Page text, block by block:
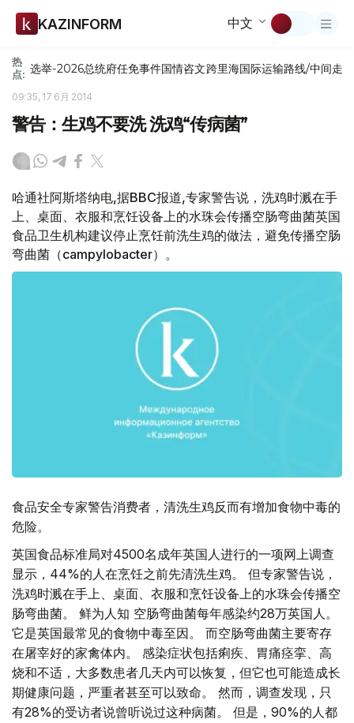
KAZINFORM 中文
热
点: 选举-2026总统府任免事件国情咨文跨里海国际运输路线/中间走廊
09:35, 17 6月 2014
警告：生鸡不要洗 洗鸡“传病菌”
哈通社阿斯塔纳电,据BBC报道,专家警告说，洗鸡时溅在手
上、桌面、衣服和烹饪设备上的水珠会传播空肠弯曲菌英国
食品卫生机构建议停止烹饪前洗生鸡的做法，避免传播空肠
弯曲菌（campylobacter）。
食品安全专家警告消费者，清洗生鸡反而有增加食物中毒的
危险。
英国食品标准局对4500名成年英国人进行的一项网上调查
显示，44%的人在烹饪之前先清洗生鸡。 但专家警告说，
洗鸡时溅在手上、桌面、衣服和烹饪设备上的水珠会传播空
肠弯曲菌。 鲜为人知 空肠弯曲菌每年感染约28万英国人。
它是英国最常见的食物中毒至因。 而空肠弯曲菌主要寄存
在屠宰好的家禽体内。 感染症状包括痢疾、胃痛痉挛、高
烧和不适，大多数患者几天内可以恢复，但它也可能造成长
期健康问题，严重者甚至可以致命。 然而，调查发现，只
有28%的受访者说曾听说过这种病菌。 但是，90%的人都